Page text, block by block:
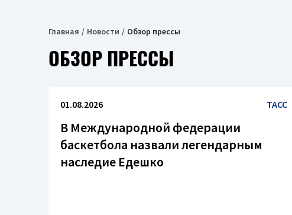
Главная Новости Обзор прессы
ОБЗОР ПРЕССЫ
01.08.2026 ТАСС
В Международной федерации
баскетбола назвали легендарным
наследие Едешко